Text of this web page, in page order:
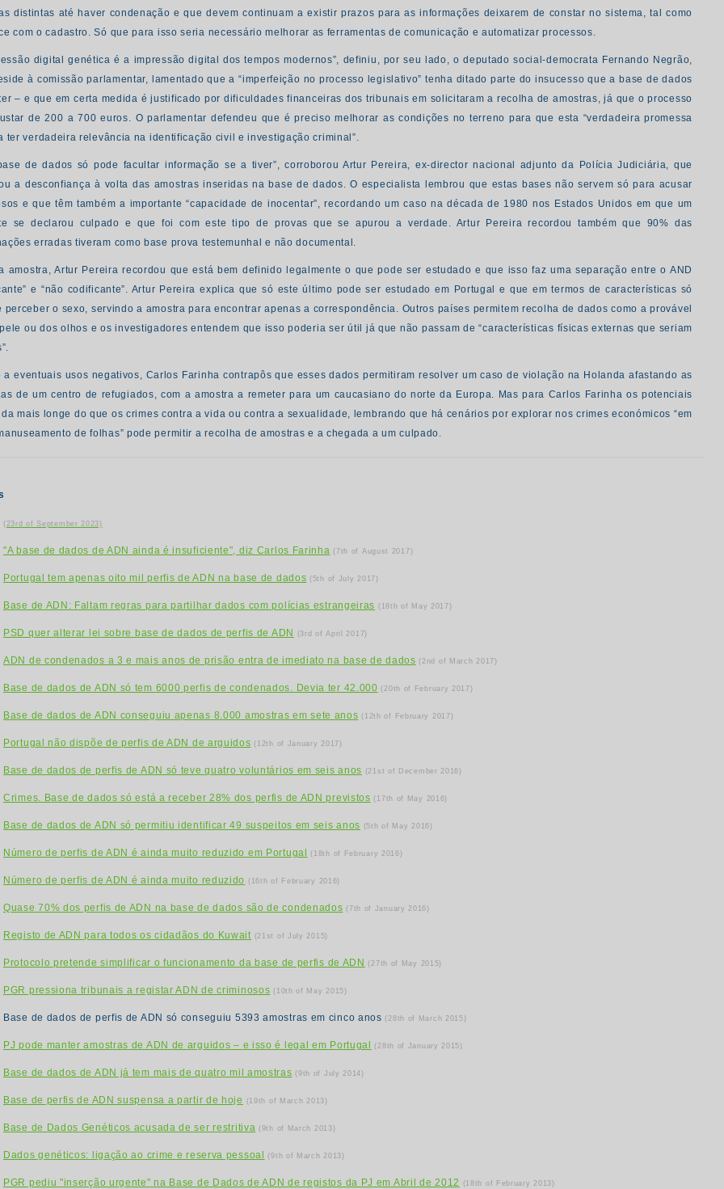
distintas até haver condenação e que devem continuam a existir prazos para as informações deixarem de constar no sistema, tal como
com o cadastro. Só que para isso seria necessário melhorar as ferramentas de comunicação e automatizar processos.
digital genética é a impressão digital dos tempos modernos”, definiu, por seu lado, o deputado social-democrata Fernando Negrão,
à comissão parlamentar, lamentado que a “imperfeição no processo legislativo” tenha ditado parte do insucesso que a base de dados
– e que em certa medida é justificado por dificuldades financeiras dos tribunais em solicitaram a recolha de amostras, já que o processo
de 200 a 700 euros. O parlamentar defendeu que é preciso melhorar as condições no terreno para que esta “verdadeira promessa
ter verdadeira relevância na identificação civil e investigação criminal”.
de dados só pode facultar informação se a tiver”, corroborou Artur Pereira, ex-director nacional adjunto da Polícia Judiciária, que
a desconfiança à volta das amostras inseridas na base de dados. O especialista lembrou que estas bases não servem só para acusar
e que têm também a importante “capacidade de inocentar”, recordando um caso na década de 1980 nos Estados Unidos em que um
se declarou culpado e que foi com este tipo de provas que se apurou a verdade. Artur Pereira recordou também que 90% das
erradas tiveram como base prova testemunhal e não documental.
amostra, Artur Pereira recordou que está bem definido legalmente o que pode ser estudado e que isso faz uma separação entre o AND
e “não codificante”. Artur Pereira explica que só este último pode ser estudado em Portugal e que em termos de características só
perceber o sexo, servindo a amostra para encontrar apenas a correspondência. Outros países permitem recolha de dados como a provável
ou dos olhos e os investigadores entendem que isso poderia ser útil já que não passam de “características físicas externas que seriam
a eventuais usos negativos, Carlos Farinha contrapôs que esses dados permitiram resolver um caso de violação na Holanda afastando as
de um centro de refugiados, com a amostra a remeter para um caucasiano do norte da Europa. Mas para Carlos Farinha os potenciais
mais longe do que os crimes contra a vida ou contra a sexualidade, lembrando que há cenários por explorar nos crimes económicos “em
de folhas” pode permitir a recolha de amostras e a chegada a um culpado.
(23rd of September 2023)
"A base de dados de ADN ainda é insuficiente", diz Carlos Farinha (7th of August 2017)
Portugal tem apenas oito mil perfis de ADN na base de dados (5th of July 2017)
Base de ADN: Faltam regras para partilhar dados com polícias estrangeiras (18th of May 2017)
PSD quer alterar lei sobre base de dados de perfis de ADN (3rd of April 2017)
ADN de condenados a 3 e mais anos de prisão entra de imediato na base de dados (2nd of March 2017)
Base de dados de ADN só tem 6000 perfis de condenados. Devia ter 42.000 (20th of February 2017)
Base de dados de ADN conseguiu apenas 8.000 amostras em sete anos (12th of February 2017)
Portugal não dispõe de perfis de ADN de arguidos (12th of January 2017)
Base de dados de perfis de ADN só teve quatro voluntários em seis anos (21st of December 2016)
Crimes. Base de dados só está a receber 28% dos perfis de ADN previstos (17th of May 2016)
Base de dados de ADN só permitiu identificar 49 suspeitos em seis anos (5th of May 2016)
Número de perfis de ADN é ainda muito reduzido em Portugal (18th of February 2016)
Número de perfis de ADN é ainda muito reduzido (16th of February 2016)
Quase 70% dos perfis de ADN na base de dados são de condenados (7th of January 2016)
Registo de ADN para todos os cidadãos do Kuwait (21st of July 2015)
Protocolo pretende simplificar o funcionamento da base de perfis de ADN (27th of May 2015)
PGR pressiona tribunais a registar ADN de criminosos (10th of May 2015)
Base de dados de perfis de ADN só conseguiu 5393 amostras em cinco anos(28th of March 2015)
PJ pode manter amostras de ADN de arguidos – e isso é legal em Portugal (28th of January 2015)
Base de dados de ADN já tem mais de quatro mil amostras (9th of July 2014)
Base de perfis de ADN suspensa a partir de hoje (19th of March 2013)
Base de Dados Genéticos acusada de ser restritiva (9th of March 2013)
Dados genéticos: ligação ao crime e reserva pessoal (9th of March 2013)
PGR pediu "inserção urgente" na Base de Dados de ADN de registos da PJ em Abril de 2012 (18th of February 2013)